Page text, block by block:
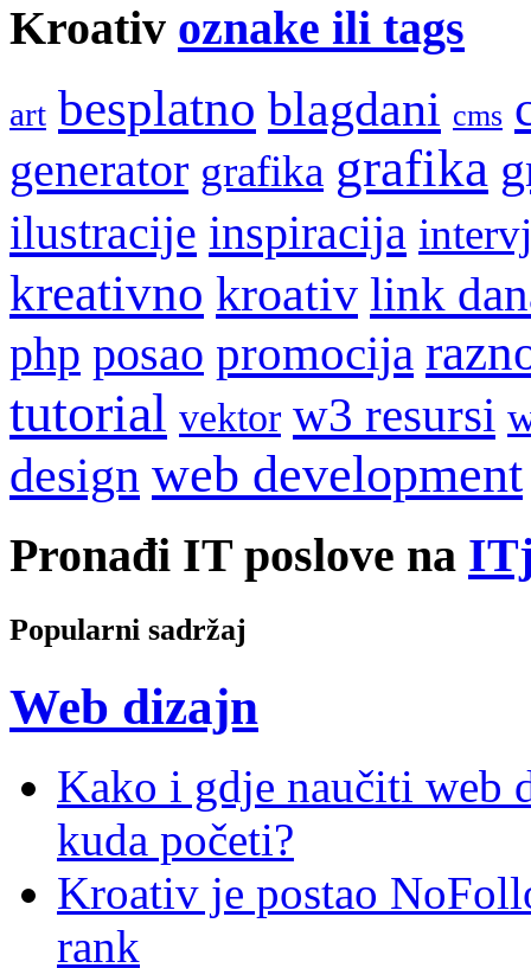
Kroativ oznake ili tags
art besplatno blagdani cms
generator grafika grafika
ilustracije inspiracija
kreativno kroativ link
php posao promocija
tutorial vektor w3 resursi
design web development
Pronađi IT poslove na
Popularni sadržaj
Web dizajn
Kako i gdje naučiti web
kuda početi?
Kroativ je postao
rank